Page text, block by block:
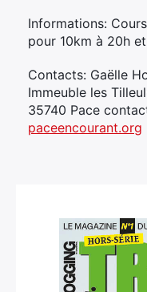
Informations:
pour 10km à 20h
Contacts: Gaëlle
Immeuble les
35740 Pace
paceencourant.org